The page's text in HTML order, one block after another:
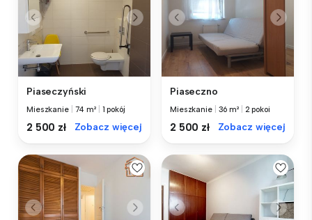
Piaseczyński
Mieszkanie 74 m² 1 pokój
2 500 zł Zobacz więcej
Piaseczno
Mieszkanie 36 m² 2 pokoi
2 500 zł Zobacz więcej